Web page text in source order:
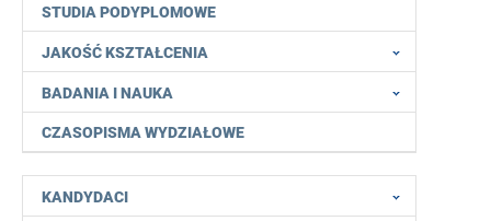
STUDIA PODYPLOMOWE
JAKOŚĆ KSZTAŁCENIA
BADANIA I NAUKA
CZASOPISMA WYDZIAŁOWE
KANDYDACI